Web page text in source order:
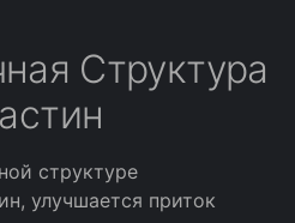
Структура
структуре
улучшается приток